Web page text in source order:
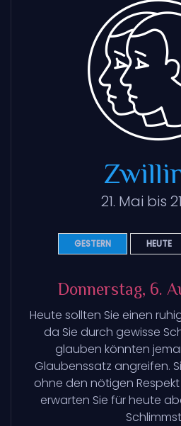
21. Mai bis
GESTERN HEUTE
Donnerstag, 6.
Heute sollten Sie einen
da Sie durch gewisse
glauben könnten
Glaubenssatz angreifen.
ohne den nötigen
erwarten Sie für heute